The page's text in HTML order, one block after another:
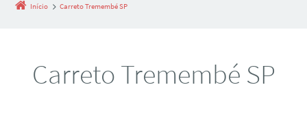
Início Carreto Tremembé SP
Carreto Tremembé SP